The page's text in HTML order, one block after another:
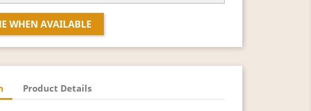
WHEN AVAILABLE
Product Details